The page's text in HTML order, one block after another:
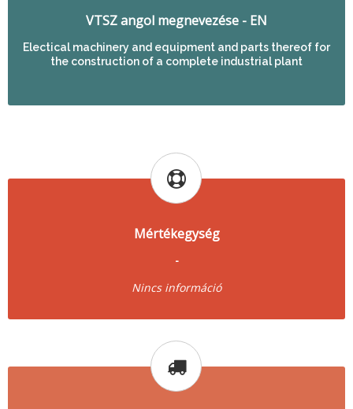
VTSZ angol megnevezése - EN
Electical machinery and equipment and parts thereof for
the construction of a complete industrial plant
Mértékegység
-
Nincs információ